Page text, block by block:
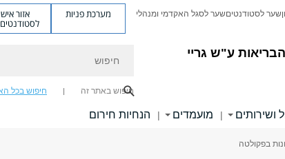
ע"ש גריי
שער לסטודנטיםשער לסגל האקדמי ומנהלי מערכת פניות אזור אישי
חיפוש באתר זה חיפוש בכל
ושירותים | מועמדים | הנחיות חירום
בפקולטה